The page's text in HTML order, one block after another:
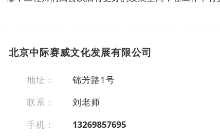
北京中际赛威文化发展有限公司
地址：
锦芳路1号
联系：
刘老师
手机：
13269857695